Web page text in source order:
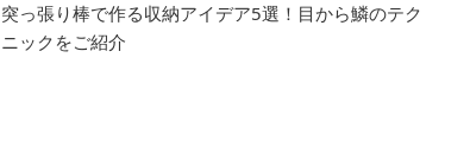
突っ張り棒で作る収納アイデア5選！目から鱗のテク
ニックをご紹介